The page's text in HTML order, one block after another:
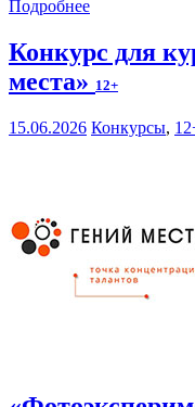
Подробнее
Конкурс для
места» 12+
15.06.2026 Конкурсы,